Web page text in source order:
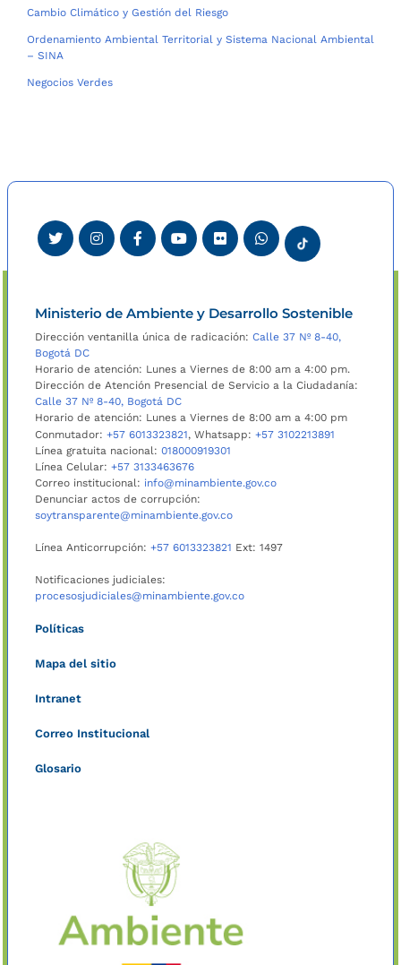
Cambio Climático y Gestión del Riesgo
Ordenamiento Ambiental Territorial y Sistema Nacional Ambiental
– SINA
Negocios Verdes
Ministerio de Ambiente y Desarrollo Sostenible
Dirección ventanilla única de radicación: Calle 37 Nº 8-40,
Bogotá DC
Horario de atención: Lunes a Viernes de 8:00 am a 4:00 pm.
Dirección de Atención Presencial de Servicio a la Ciudadanía:
Calle 37 Nº 8-40, Bogotá DC
Horario de atención: Lunes a Viernes de 8:00 am a 4:00 pm
Conmutador: +57 6013323821, Whatsapp: +57 3102213891
Línea gratuita nacional: 018000919301
Línea Celular: +57 3133463676
Correo institucional: info@minambiente.gov.co
Denunciar actos de corrupción:
soytransparente@minambiente.gov.co
Línea Anticorrupción: +57 6013323821 Ext: 1497
Notificaciones judiciales:
procesosjudiciales@minambiente.gov.co
Políticas
Mapa del sitio
Intranet
Correo Institucional
Glosario